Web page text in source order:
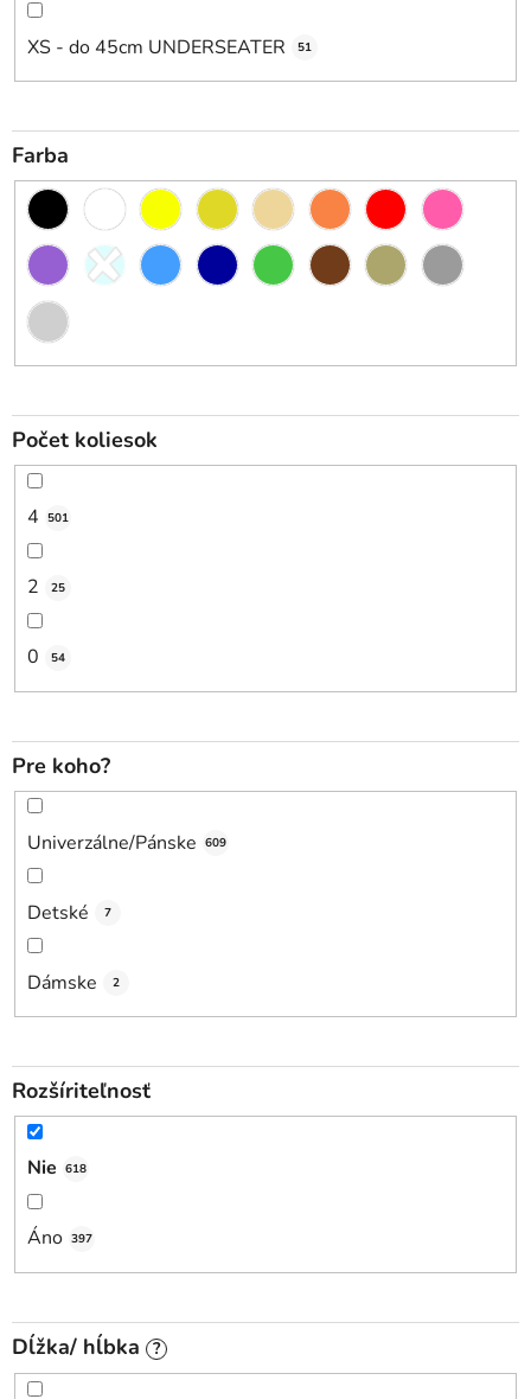
XS - do 45cm UNDERSEATER 51
Farba
Počet koliesok
4 501
2 25
0 54
Pre koho?
Univerzálne/Pánske 609
Detské 7
Dámske 2
Rozšíriteľnosť
Nie 618
Áno 397
Dĺžka/ hĺbka ?